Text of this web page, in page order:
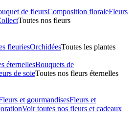
de fleursComposition floraleFleurs
Toutes nos fleurs
fleuriesOrchidéesToutes les plantes
éternellesBouquets de
de soieToutes nos fleurs éternelles
et gourmandisesFleurs et
Voir toutes nos fleurs et cadeaux